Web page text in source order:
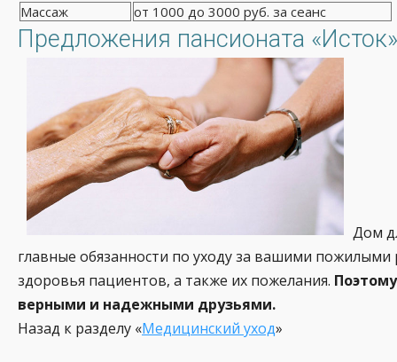
Массаж
от 1000 до 3000 руб. за сеанс
Предложения пансионата «Исток»
Дом
главные обязанности по уходу за вашими
здоровья пациентов, а также их пожелания.
верными и надежными друзьями.
Назад к разделу «Медицинский уход»